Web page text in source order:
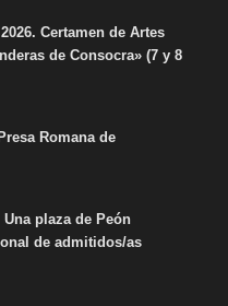
Certamen de Artes
de Consocra» (7 y 8
Romana de
plaza de Peón
de admitidos/as